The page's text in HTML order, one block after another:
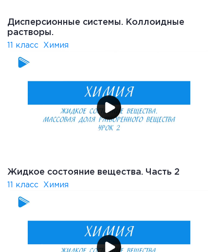
Дисперсионные системы. Коллоидные
растворы.
11 класс Химия
Жидкое состояние вещества. Часть 2
11 класс Химия